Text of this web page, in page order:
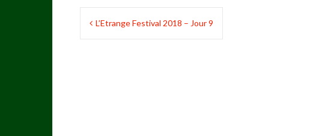
Navigation
L’Etrange Festival 2018 – Jour 9